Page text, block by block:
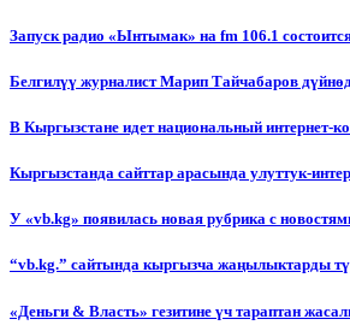
Запуск радио «Ынтымак» на fm 106.1
Белгилүү журналист Марип Тайчабаров
В Кыргызстане идет национальный интернет-
Кыргызстанда сайттар арасында улуттук-
У «vb.kg» появилась новая рубрика с
“vb.kg.” сайтында кыргызча жаңылыктарды
«Деньги & Власть» гезитине үч тараптан